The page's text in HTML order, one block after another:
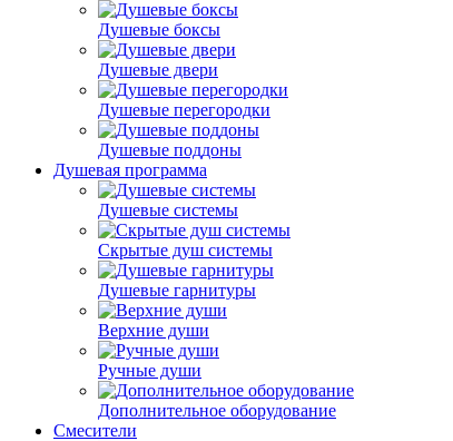
Душевые боксы
Душевые двери
Душевые перегородки
Душевые поддоны
Душевая программа
Душевые системы
Скрытые душ системы
Душевые гарнитуры
Верхние души
Ручные души
Дополнительное оборудование
Смесители